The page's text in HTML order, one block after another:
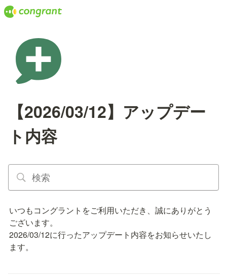
【2026/03/12】アップデー
ト内容
いつもコングラントをご利用いただき、誠にありがとう
ございます。
2026/03/12に行ったアップデート内容をお知らせいたし
ます。